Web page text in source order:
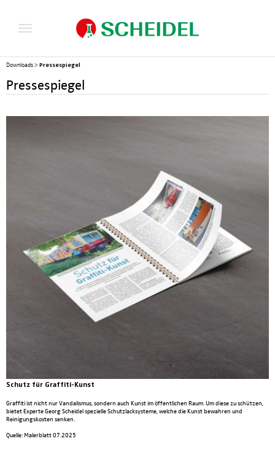
Downloads > Pressespiegel
Pressespiegel
Schutz für Graffiti-Kunst
Graffiti ist nicht nur Vandalismus, sondern auch Kunst im öffentlichen Raum. Um diese zu schützen,
bietet Experte Georg Scheidel spezielle Schutzlacksysteme, welche die Kunst bewahren und
Reinigungskosten senken.
Quelle: Malerblatt 07.2025